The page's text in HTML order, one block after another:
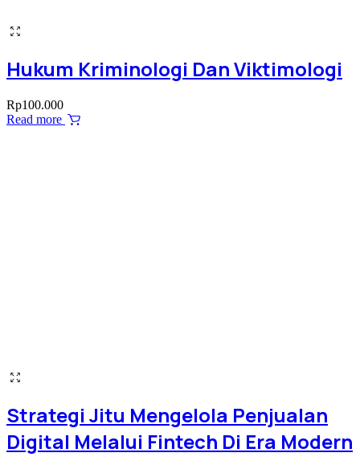
Hukum Kriminologi Dan Viktimologi
Rp100.000
Read more
Strategi Jitu Mengelola Penjualan
Digital Melalui Fintech Di Era Modern